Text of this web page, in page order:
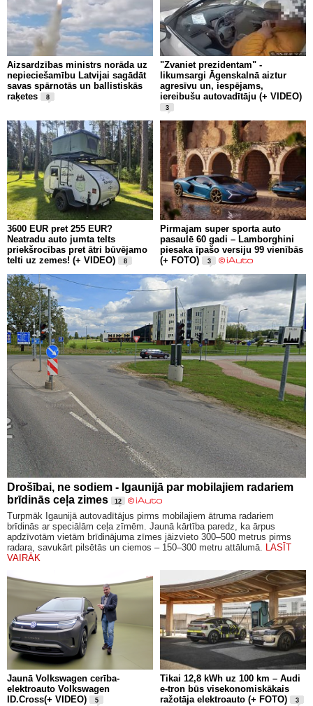
Aizsardzības ministrs norāda uz
nepieciešamību Latvijai sagādāt
savas spārnotās un ballistiskās
raķetes
8
"Zvaniet prezidentam" -
likumsargi Āgenskalnā aiztur
agresīvu un, iespējams,
iereibušu autovadītāju (+ VIDEO)
3
3600 EUR pret 255 EUR?
Neatradu auto jumta telts
priekšrocības pret ātri būvējamo
telti uz zemes! (+ VIDEO)
8
Pirmajam super sporta auto
pasaulē 60 gadi – Lamborghini
piesaka īpašo versiju 99 vienībās
(+ FOTO)
3
Drošībai, ne sodiem - Igaunijā par mobilajiem radariem
brīdinās ceļa zimes
12
Turpmāk Igaunijā autovadītājus pirms mobilajiem ātruma radariem
brīdinās ar speciālām ceļa zīmēm. Jaunā kārtība paredz, ka ārpus
apdzīvotām vietām brīdinājuma zīmes jāizvieto 300–500 metrus pirms
radara, savukārt pilsētās un ciemos – 150–300 metru attālumā. LASĪT
VAIRĀK
Jaunā Volkswagen cerība-
elektroauto Volkswagen
ID.Cross(+ VIDEO)
5
Tikai 12,8 kWh uz 100 km – Audi
e-tron būs visekonomiskākais
ražotāja elektroauto (+ FOTO)
3